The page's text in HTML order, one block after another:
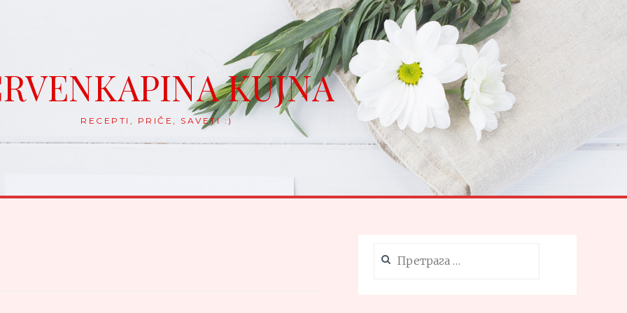
KUJNA
RECEPTI, PRIČE, SAVETI :)
за: